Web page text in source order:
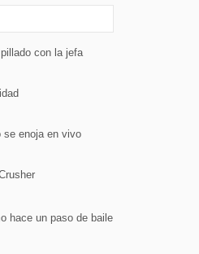
con la jefa
se enoja en vivo
hace un paso de baile